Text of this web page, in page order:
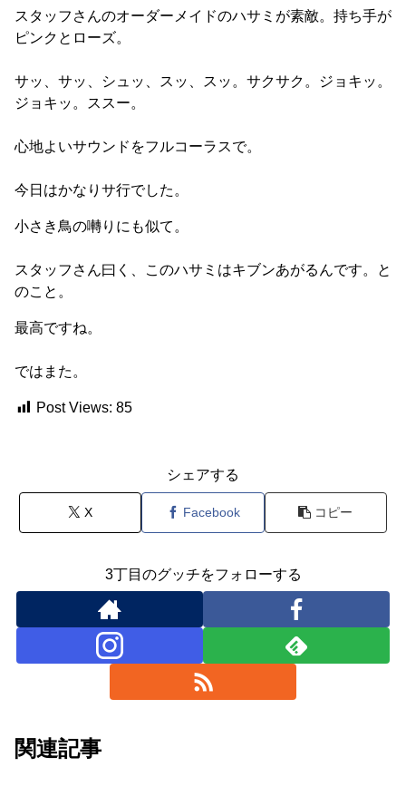
スタッフさんのオーダーメイドのハサミが素敵。持ち手が
ピンクとローズ。
サッ、サッ、シュッ、スッ、スッ。サクサク。ジョキッ。
ジョキッ。ススー。
心地よいサウンドをフルコーラスで。
今日はかなりサ行でした。
小さき鳥の囀りにも似て。
スタッフさん曰く、このハサミはキブンあがるんです。と
のこと。
最高ですね。
ではまた。
Post Views: 85
シェアする
X Facebook コピー
3丁目のグッチをフォローする
関連記事